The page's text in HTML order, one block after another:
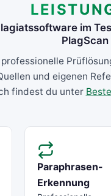
im
PlagScan
und eigenen
findest du unter
Paraphrasen-
Erkennung